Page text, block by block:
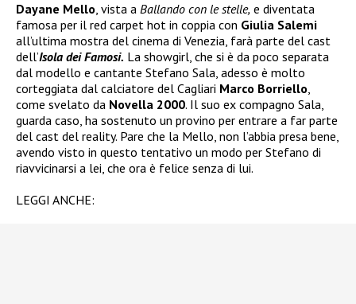
Dayane Mello, vista a Ballando con le stelle, e diventata
famosa per il red carpet hot in coppia con Giulia Salemi
all’ultima mostra del cinema di Venezia, farà parte del cast
dell’Isola dei Famosi. La showgirl, che si è da poco separata
dal modello e cantante Stefano Sala, adesso è molto
corteggiata dal calciatore del Cagliari Marco Borriello,
come svelato da Novella 2000. Il suo ex compagno Sala,
guarda caso, ha sostenuto un provino per entrare a far parte
del cast del reality. Pare che la Mello, non l’abbia presa bene,
avendo visto in questo tentativo un modo per Stefano di
riavvicinarsi a lei, che ora è felice senza di lui.
LEGGI ANCHE: